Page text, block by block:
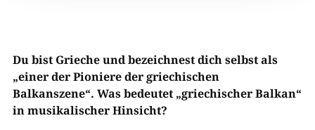
Du bist Grieche und bezeichnest dich selbst als
„einer der Pioniere der griechischen
Balkanszene“. Was bedeutet „griechischer Balkan“
in musikalischer Hinsicht?